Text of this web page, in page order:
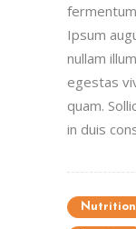
Ipsum
nullam
egestas
quam.
in duis
Nutrition